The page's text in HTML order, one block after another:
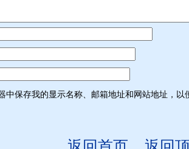
中保存我的显示名称、邮箱地址和网站地址，以